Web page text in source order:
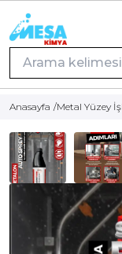
Anasayfa /Metal Yüzey